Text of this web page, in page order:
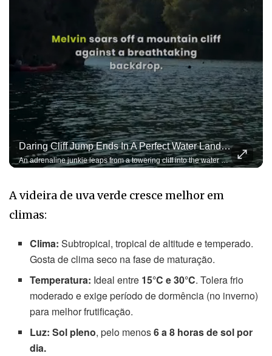
Daring Cliff Jump Ends In A Perfect Water Landing
An adrenaline junkie leaps from a towering cliff into the water below, capturing a breathtaking freefall in a stunning natural setting
A videira de uva verde cresce melhor em
climas:
Clima: Subtropical, tropical de altitude e temperado.
Gosta de clima seco na fase de maturação.
Temperatura: Ideal entre 15°C e 30°C. Tolera frio
moderado e exige período de dormência (no inverno)
para melhor frutificação.
Luz: Sol pleno, pelo menos6 a 8 horas de sol por
dia.